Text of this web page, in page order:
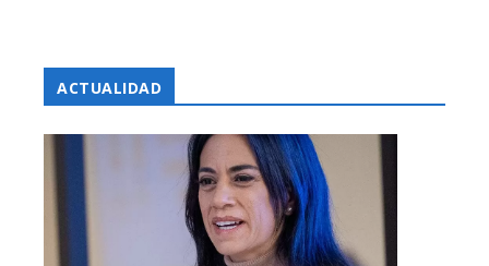
ACTUALIDAD